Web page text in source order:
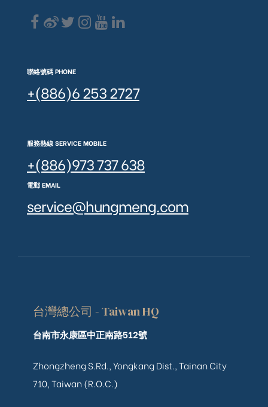
聯絡號碼 PHONE
+(886)6 253 2727
服務熱線 SERVICE MOBILE
+(886)973 737 638
電郵 EMAIL
service@hungmeng.com
台灣總公司 - Taiwan HQ
台南市永康區中正南路512號
Zhongzheng S.Rd., Yongkang Dist., Tainan City
710, Taiwan (R.O.C.)